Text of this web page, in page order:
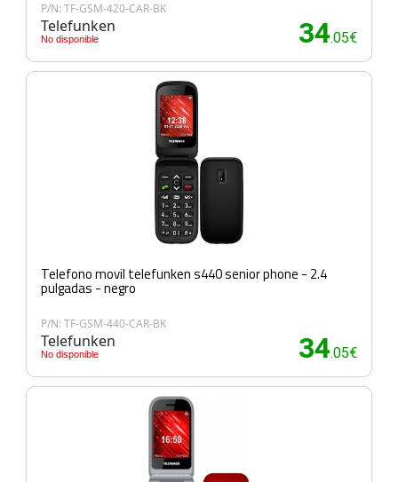
P/N: TF-GSM-420-CAR-BK
Telefunken
No disponible 34.05€
Telefono movil telefunken s440 senior phone - 2.4
pulgadas - negro
P/N: TF-GSM-440-CAR-BK
Telefunken
No disponible 34.05€